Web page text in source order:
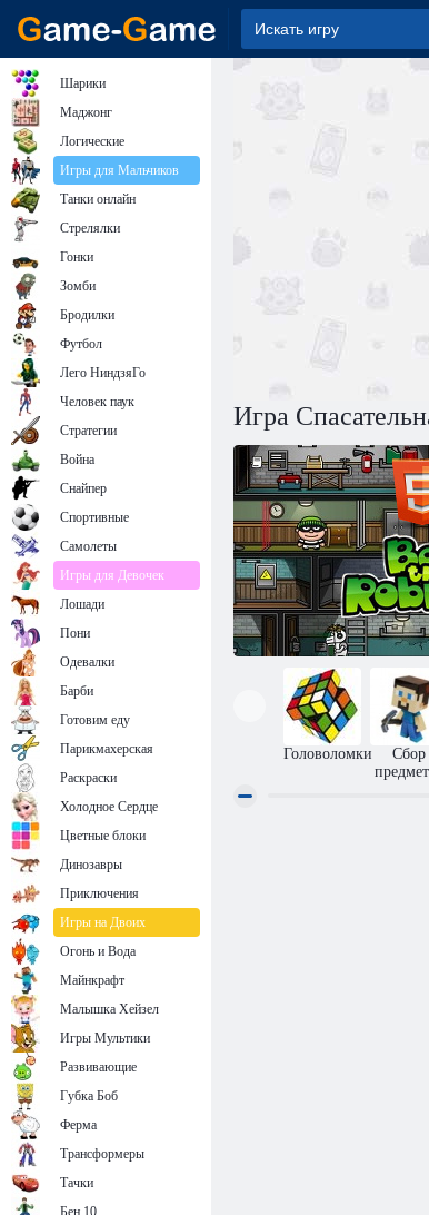
Игра
Головоломки
Сбор
Шарики
Маджонг
Логические
Игры для Мальчиков
Танки онлайн
Стрелялки
Гонки
Зомби
Бродилки
Футбол
Лего НиндзяГо
Человек паук
Стратегии
Война
Снайпер
Спортивные
Самолеты
Игры для Девочек
Лошади
Пони
Одевалки
Барби
Готовим еду
Парикмахерская
Раскраски
Холодное Сердце
Цветные блоки
Динозавры
Приключения
Игры на Двоих
Огонь и Вода
Майнкрафт
Малышка Хейзел
Игры Мультики
Развивающие
Губка Боб
Ферма
Трансформеры
Тачки
Бен 10